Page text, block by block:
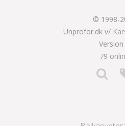
© 1998-
Unprofor.dk v/
Version
79